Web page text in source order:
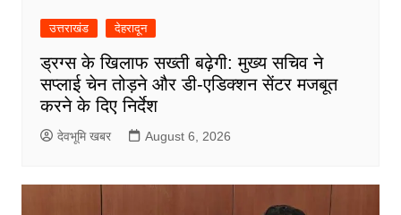
उत्तराखंड देहरादून
ड्रग्स के खिलाफ सख्ती बढ़ेगी: मुख्य सचिव ने
सप्लाई चेन तोड़ने और डी-एडिक्शन सेंटर मजबूत
करने के दिए निर्देश
देवभूमि खबर August 6, 2026